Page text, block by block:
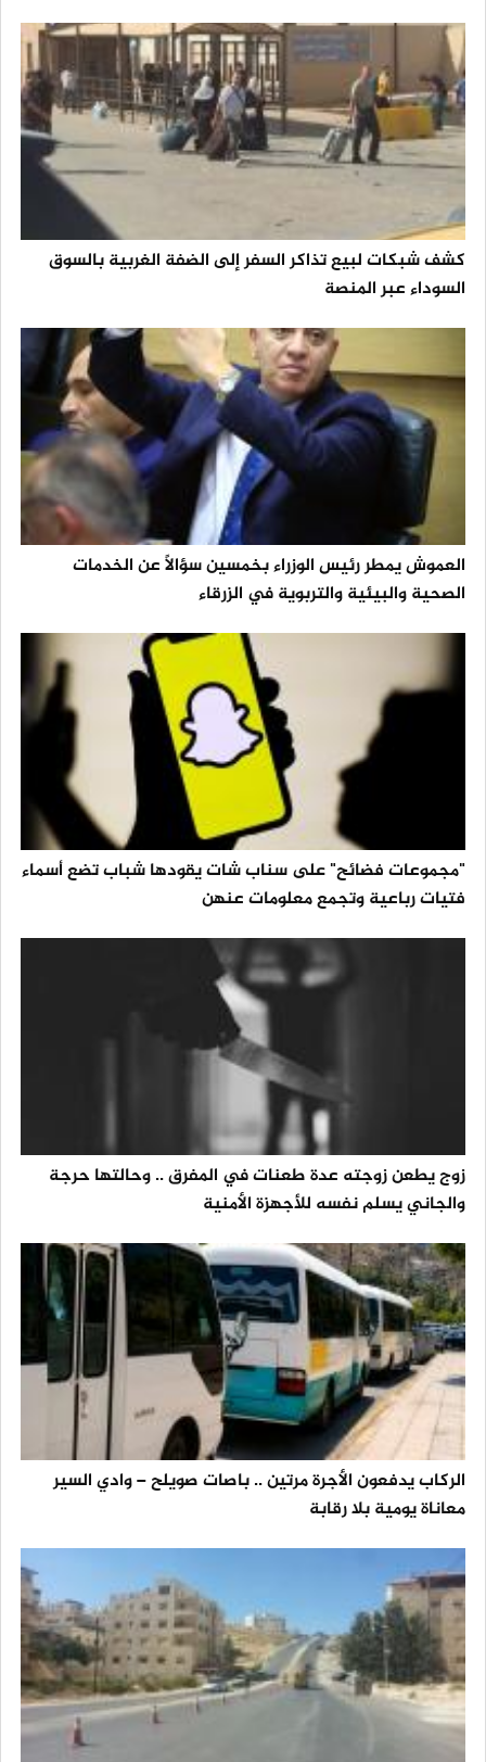
كشف شبكات لبيع تذاكر السفر إلى الضفة الغربية بالسوق
السوداء عبر المنصة
العموش يمطر رئيس الوزراء بخمسين سؤالاً عن الخدمات
الصحية والبيئية والتربوية في الزرقاء
"مجموعات فضائح" على سناب شات يقودها شباب تضع أسماء
فتيات رباعية وتجمع معلومات عنهن
زوج يطعن زوجته عدة طعنات في المفرق .. وحالتها حرجة
والجاني يسلم نفسه للأجهزة الأمنية
الركاب يدفعون الأجرة مرتين .. باصات صويلح – وادي السير
معاناة يومية بلا رقابة